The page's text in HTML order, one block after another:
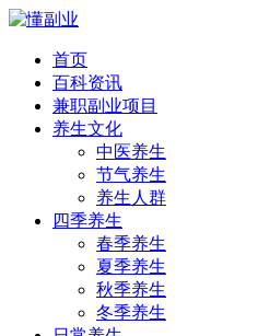
首页
百科资讯
兼职副业项目
养生文化
中医养生
节气养生
养生人群
四季养生
春季养生
夏季养生
秋季养生
冬季养生